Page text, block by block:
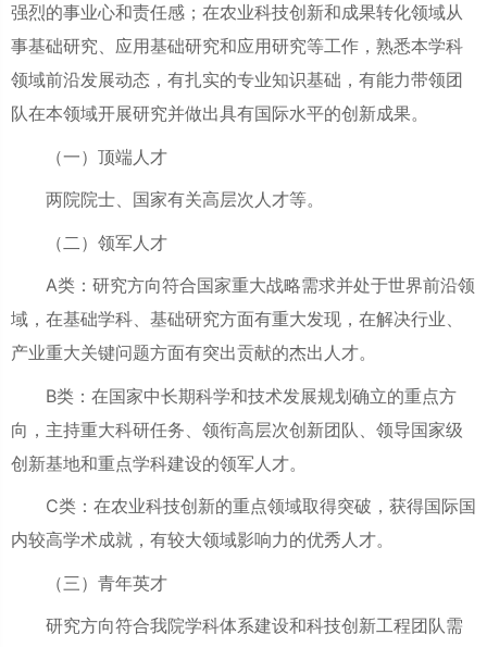
强烈的事业心和责任感；在农业科技创新和成果转化领域从
事基础研究、应用基础研究和应用研究等工作，熟悉本学科
领域前沿发展动态，有扎实的专业知识基础，有能力带领团
队在本领域开展研究并做出具有国际水平的创新成果。
（一）顶端人才
两院院士、国家有关高层次人才等。
（二）领军人才
A类：研究方向符合国家重大战略需求并处于世界前沿领
域，在基础学科、基础研究方面有重大发现，在解决行业、
产业重大关键问题方面有突出贡献的杰出人才。
B类：在国家中长期科学和技术发展规划确立的重点方
向，主持重大科研任务、领衔高层次创新团队、领导国家级
创新基地和重点学科建设的领军人才。
C类：在农业科技创新的重点领域取得突破，获得国际国
内较高学术成就，有较大领域影响力的优秀人才。
（三）青年英才
研究方向符合我院学科体系建设和科技创新工程团队需